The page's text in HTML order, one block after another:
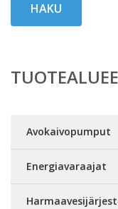
HAKU
Avokaivopumput
Energiavaraajat